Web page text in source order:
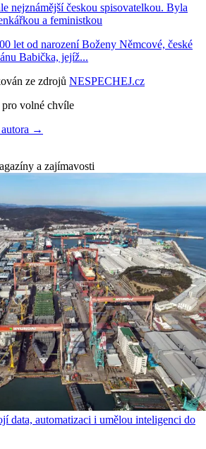
nejznámější českou spisovatelkou. Byla
a feministkou
let od narození Boženy Němcové, české
Babička, jejíž...
ze zdrojů NESPECHEJ.cz
volné chvíle
autora →
a zajímavosti
data, automatizaci i umělou inteligenci do